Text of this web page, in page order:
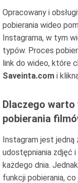
Opracowany i
pobierania wideo
Instagrama, w tym
typów. Proces
link do wideo, które
Saveinta.com i
Dlaczego
pobierania
Instagram jest jedną
udostępniania zdjęć
każdego dnia.
funkcji pobierania,